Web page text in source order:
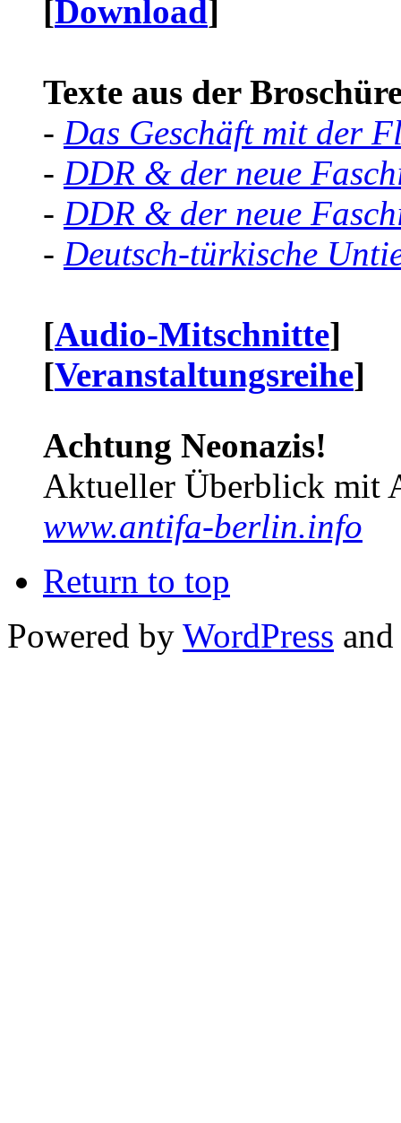
[Download]
Texte aus der
- Das Geschäft mit der
- DDR & der neue
- DDR & der neue
- Deutsch-türkische
[Audio-Mitschnitte]
[Veranstaltungsreihe]
Achtung Neonazis!
Aktueller Überblick mit
www.antifa-berlin.info
Return to top
Powered by WordPress